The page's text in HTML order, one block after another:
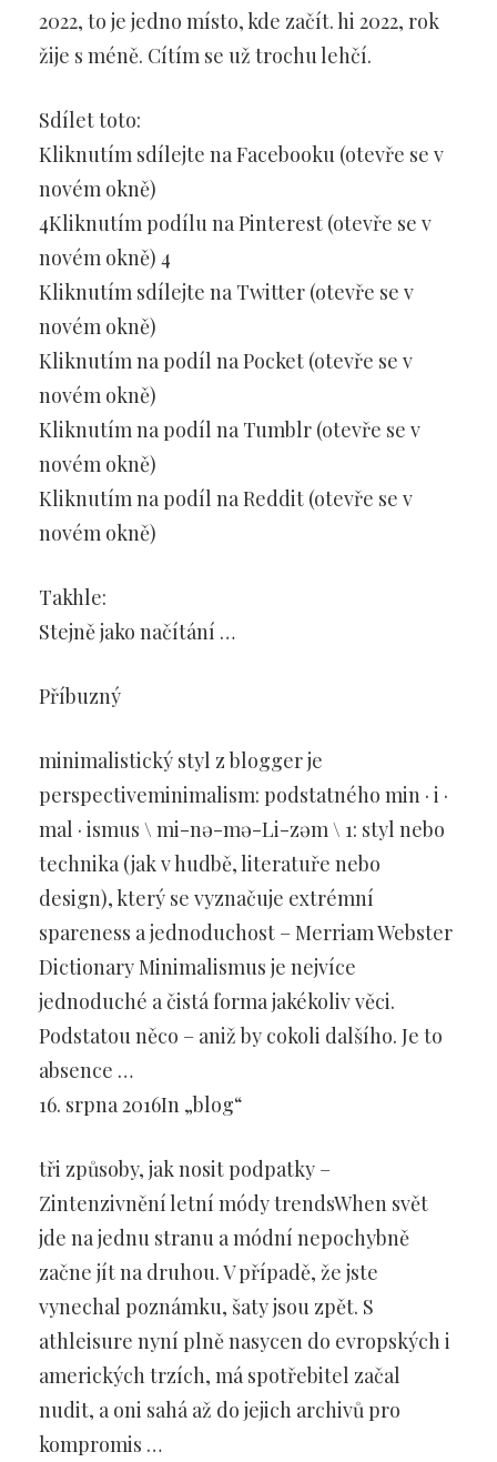
2022, to je jedno místo, kde začít. hi 2022, rok
žije s méně. Cítím se už trochu lehčí.
Sdílet toto:
Kliknutím sdílejte na Facebooku (otevře se v
novém okně)
4Kliknutím podílu na Pinterest (otevře se v
novém okně) 4
Kliknutím sdílejte na Twitter (otevře se v
novém okně)
Kliknutím na podíl na Pocket (otevře se v
novém okně)
Kliknutím na podíl na Tumblr (otevře se v
novém okně)
Kliknutím na podíl na Reddit (otevře se v
novém okně)
Takhle:
Stejně jako načítání …
Příbuzný
minimalistický styl z blogger je
perspectiveminimalism: podstatného min · i ·
mal · ismus \ mi-nə-mə-Li-zəm \ 1: styl nebo
technika (jak v hudbě, literatuře nebo
design), který se vyznačuje extrémní
spareness a jednoduchost – Merriam Webster
Dictionary Minimalismus je nejvíce
jednoduché a čistá forma jakékoliv věci.
Podstatou něco – aniž by cokoli dalšího. Je to
absence …
16. srpna 2016In „blog“
tři způsoby, jak nosit podpatky –
Zintenzivnění letní módy trendsWhen svět
jde na jednu stranu a módní nepochybně
začne jít na druhou. V případě, že jste
vynechal poznámku, šaty jsou zpět. S
athleisure nyní plně nasycen do evropských i
amerických trzích, má spotřebitel začal
nudit, a oni sahá až do jejich archivů pro
kompromis …